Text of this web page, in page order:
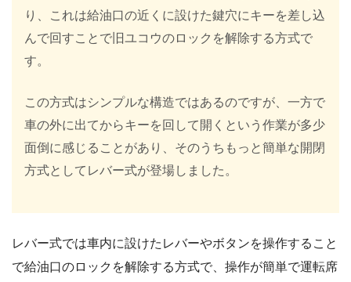
り、これは給油口の近くに設けた鍵穴にキーを差し込
んで回すことで旧ユコウのロックを解除する方式で
す。
この方式はシンプルな構造ではあるのですが、一方で
車の外に出てからキーを回して開くという作業が多少
面倒に感じることがあり、そのうちもっと簡単な開閉
方式としてレバー式が登場しました。
レバー式では車内に設けたレバーやボタンを操作すること
で給油口のロックを解除する方式で、操作が簡単で運転席